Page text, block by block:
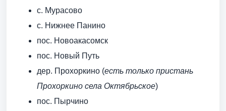
с. Мурасово
с. Нижнее Панино
пос. Новоакасомск
пос. Новый Путь
дер. Прохоркино (есть только пристань
Прохоркино села Октябрьское)
пос. Пырчино